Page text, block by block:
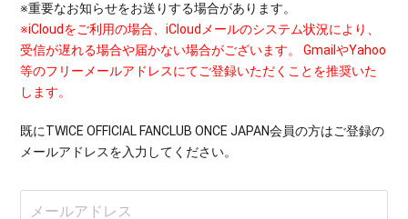
※重要なお知らせをお送りする場合があります。
※iCloudをご利用の場合、iCloudメールのシステム状況により、
受信が遅れる場合や届かない場合がございます。 GmailやYahoo
等のフリーメールアドレスにてご登録いただくことを推奨いた
します。
既にTWICE OFFICIAL FANCLUB ONCE JAPAN会員の方はご登録の
メールアドレスを入力してください。